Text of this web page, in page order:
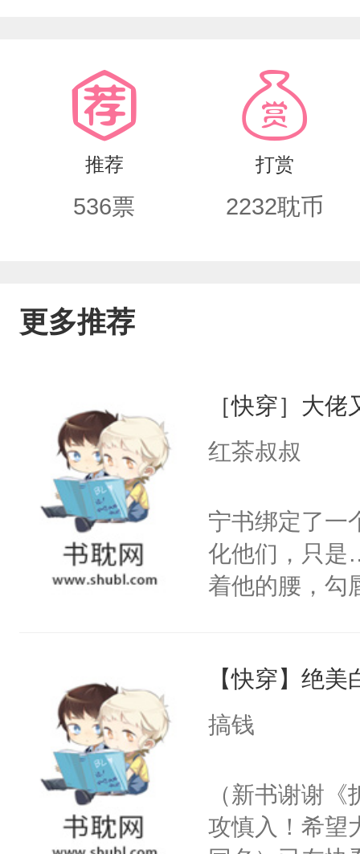
动，我现在过去救你。”
推荐
536票
打赏
2232耽币
更多推荐
［快穿］大
红茶叔叔
宁书绑定了一
化他们，只是
着他的腰，勾
来，给老公
用力——为你
【快穿】绝
搞钱
（新书谢谢
攻慎入！希望